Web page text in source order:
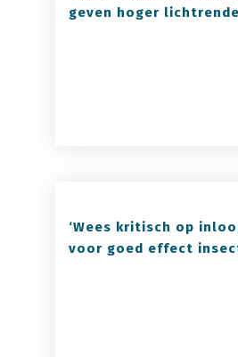
geven hoger
‘Wees kritisch op
voor goed effect